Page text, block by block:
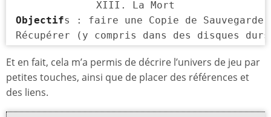
Objectifs : faire une Copie de Sauvegarde
Récupérer (y compris dans des disques
Et en fait, cela m’a permis de décrire l’univers de jeu par
petites touches, ainsi que de placer des références et
des liens.